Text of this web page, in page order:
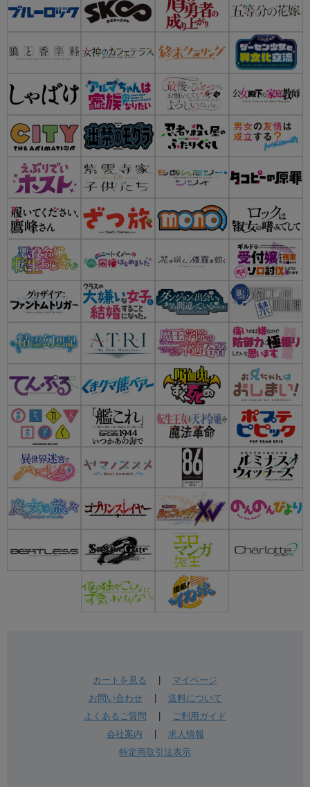
カートを見る
マイページ
お問い合わせ| 送料について
よくあるご質問
ご利用ガイド
会社案内
求人情報
特定商取引法表示